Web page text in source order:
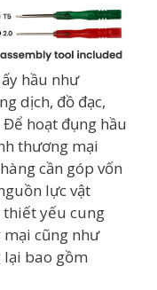
hầu như
dịch, đồ đạc,
hoạt đụng hầu
thương mại
cần góp vốn
lực vật
yếu cung
cũng như
lại bao gồm